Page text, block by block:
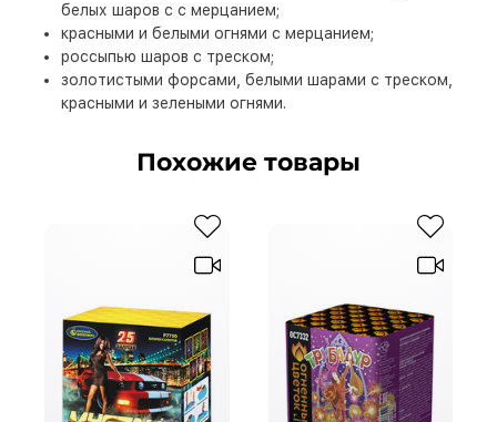
белых шаров с с мерцанием;
красными и белыми огнями с мерцанием;
россыпью шаров с треском;
золотистыми форсами, белыми шарами с треском,
красными и зелеными огнями.
Похожие товары